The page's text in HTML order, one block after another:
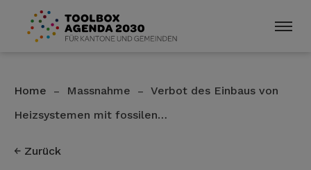
Home – Massnahme –
Verbot des Einbaus von
Heizsystemen mit fossilen…
Zurück